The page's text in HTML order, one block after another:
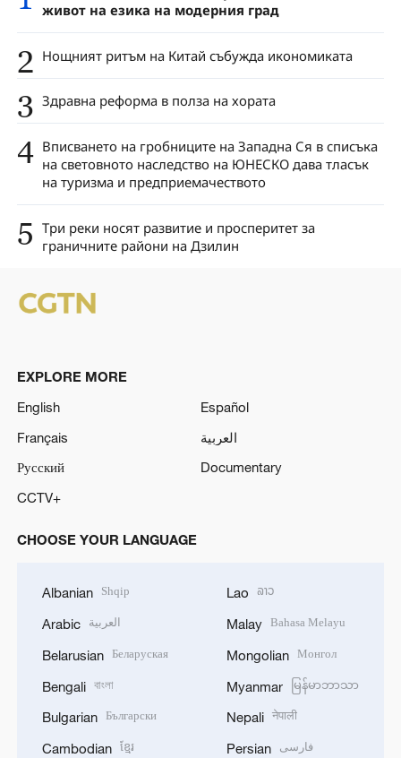
живот на езика на модерния град
2 Нощният ритъм на Китай събужда икономиката
3 Здравна реформа в полза на хората
4 Вписването на гробниците на Западна Ся в списъка
на световното наследство на ЮНЕСКО дава тласък
на туризма и предприемачеството
5 Три реки носят развитие и просперитет за
граничните райони на Дзилин
EXPLORE MORE
English
Español
Français
العربية
Русский
Documentary
CCTV+
CHOOSE YOUR LANGUAGE
Albanian Shqip
Arabic العربية
Belarusian Беларуская
Bengali বাংলা
Bulgarian Български
Cambodian ខ្មែរ
Lao ລາວ
Malay Bahasa Melayu
Mongolian Монгол
Myanmar မြန်မာဘာသာ
Nepali नेपाली
Persian فارسی